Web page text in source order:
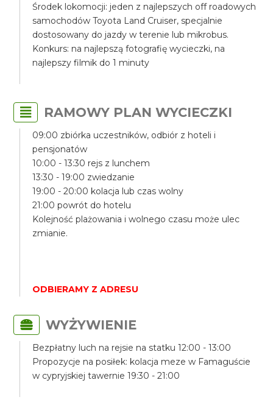
Środek lokomocji: jeden z najlepszych off roadowych
samochodów Toyota Land Cruiser, specjalnie
dostosowany do jazdy w terenie lub mikrobus.
Konkurs: na najlepszą fotografię wycieczki, na
najlepszy filmik do 1 minuty
RAMOWY PLAN WYCIECZKI
09:00 zbiórka uczestników, odbiór z hoteli i
pensjonatów
10:00 - 13:30 rejs z lunchem
13:30 - 19:00 zwiedzanie
19:00 - 20:00 kolacja lub czas wolny
21:00 powrót do hotelu
Kolejność plażowania i wolnego czasu może ulec
zmianie.
ODBIERAMY Z ADRESU
WYŻYWIENIE
Bezpłatny luch na rejsie na statku 12:00 - 13:00
Propozycje na posiłek: kolacja meze w Famaguście
w cypryjskiej tawernie 19:30 - 21:00